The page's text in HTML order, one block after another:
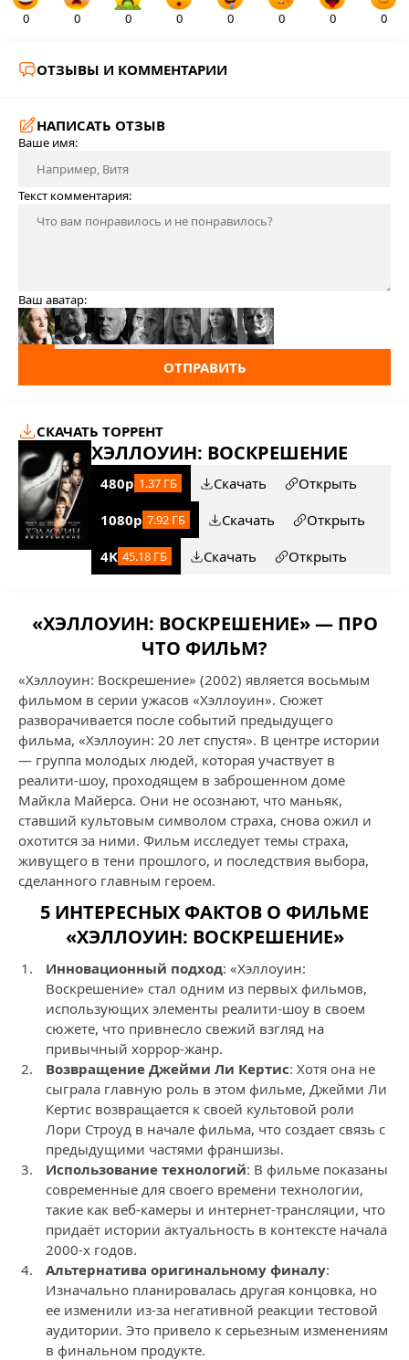
0 0 0 0 0 0 0 0
ОТЗЫВЫ И КОММЕНТАРИИ
НАПИСАТЬ ОТЗЫВ
Ваше имя:
Текст комментария:
Ваш аватар:
ОТПРАВИТЬ
СКАЧАТЬ ТОРРЕНТ
ХЭЛЛОУИН: ВОСКРЕШЕНИЕ
480p 1.37 ГБ Скачать
Открыть
1080p 7.92 ГБ Скачать
Открыть
4K 45.18 ГБ Скачать Открыть
«ХЭЛЛОУИН: ВОСКРЕШЕНИЕ» — ПРО
ЧТО ФИЛЬМ?
«Хэллоуин: Воскрешение» (2002) является восьмым
фильмом в серии ужасов «Хэллоуин». Сюжет
разворачивается после событий предыдущего
фильма, «Хэллоуин: 20 лет спустя». В центре истории
— группа молодых людей, которая участвует в
реалити-шоу, проходящем в заброшенном доме
Майкла Майерса. Они не осознают, что маньяк,
ставший культовым символом страха, снова ожил и
охотится за ними. Фильм исследует темы страха,
живущего в тени прошлого, и последствия выбора,
сделанного главным героем.
5 ИНТЕРЕСНЫХ ФАКТОВ О ФИЛЬМЕ
«ХЭЛЛОУИН: ВОСКРЕШЕНИЕ»
Инновационный подход: «Хэллоуин:
Воскрешение» стал одним из первых фильмов,
использующих элементы реалити-шоу в своем
сюжете, что привнесло свежий взгляд на
привычный хоррор-жанр.
Возвращение Джейми Ли Кертис: Хотя она не
сыграла главную роль в этом фильме, Джейми Ли
Кертис возвращается к своей культовой роли
Лори Строуд в начале фильма, что создает связь с
предыдущими частями франшизы.
Использование технологий: В фильме показаны
современные для своего времени технологии,
такие как веб-камеры и интернет-трансляции, что
придаёт истории актуальность в контексте начала
2000-х годов.
Альтернатива оригинальному финалу:
Изначально планировалась другая концовка, но
ее изменили из-за негативной реакции тестовой
аудитории. Это привело к серьезным изменениям
в финальном продукте.